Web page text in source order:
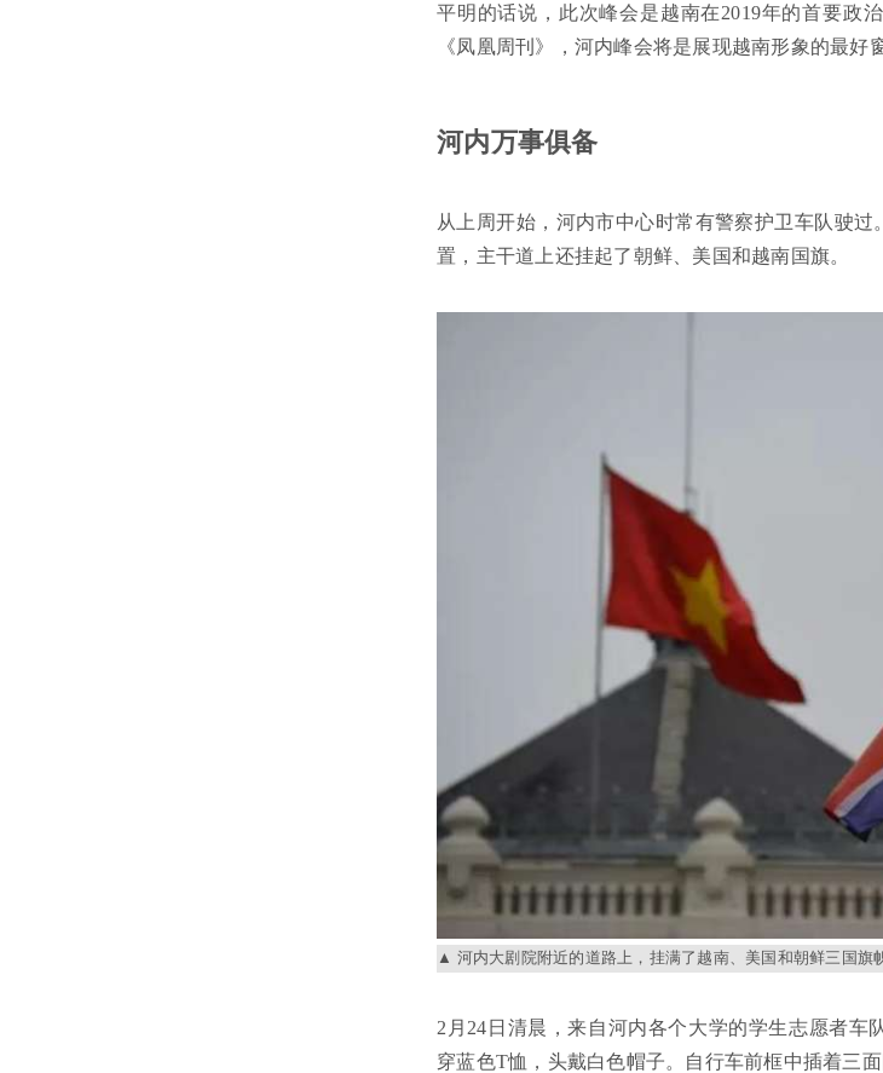
平明的话说，此次峰会是越南在2019年的首要政
《凤凰周刊》，河内峰会将是展现越南形象的最好
河内万事俱备
从上周开始，河内市中心时常有警察护卫车队驶
置，主干道上还挂起了朝鲜、美国和越南国旗。
河内大剧院附近的道路上，挂满了越南、美国和朝鲜三国旗
2月24日清晨，来自河内各个大学的学生志愿者
穿蓝色T恤，头戴白色帽子。自行车前框中插着三